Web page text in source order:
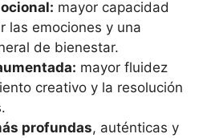
mayor capacidad
las emociones y una
de bienestar.
mayor fluidez
creativo y la resolución
profundas, auténticas y